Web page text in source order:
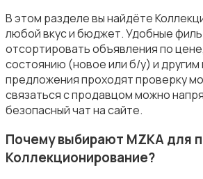
Настольные игры
Другое
В этом разделе вы найдёте
любой вкус и бюджет. Удобные
отсортировать объявления по
состоянию (новое или б/у) и
предложения проходят проверку
связаться с продавцом можно
безопасный чат на сайте.
Почему выбирают MZKA для
Коллекционирование?